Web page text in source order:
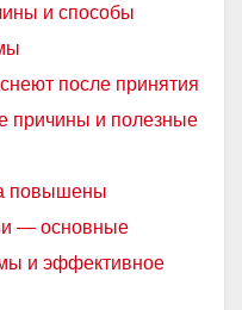
и способы
после принятия
причины и полезные
повышены
— основные
и эффективное